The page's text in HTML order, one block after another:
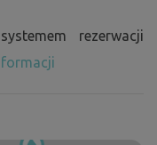
rezerwacji